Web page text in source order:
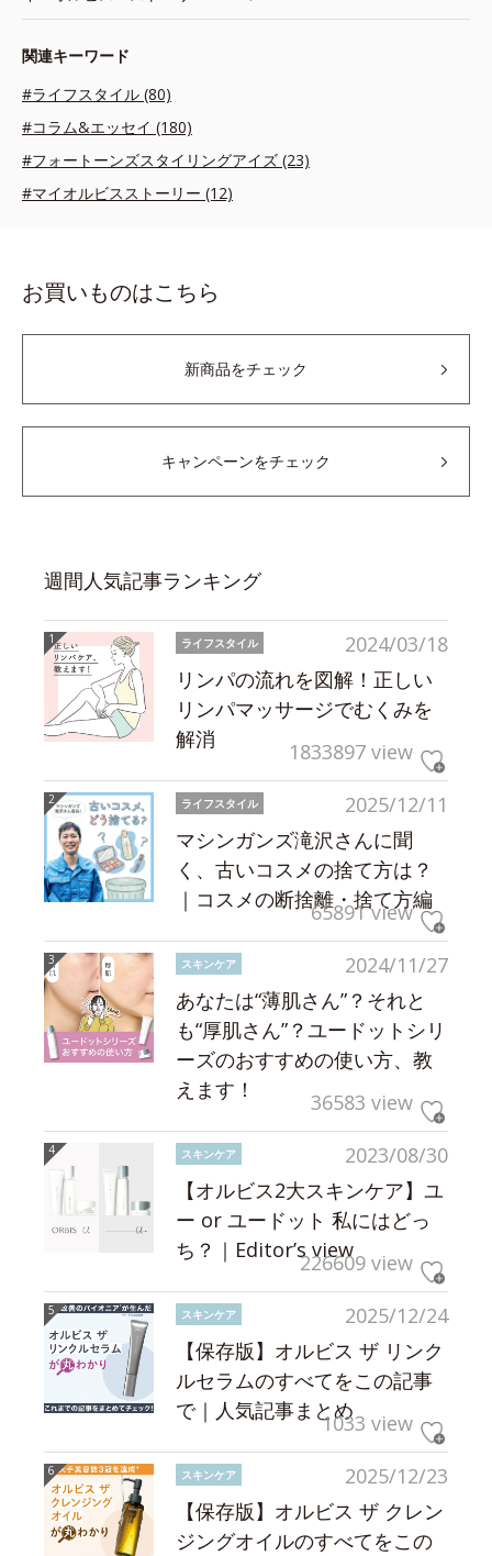
関連キーワード
#ライフスタイル (80)
#コラム&エッセイ (180)
#フォートーンズスタイリングアイズ (23)
#マイオルビスストーリー (12)
お買いものはこちら
新商品をチェック
キャンペーンをチェック
週間人気記事ランキング
2024/03/18
ライフスタイル
リンパの流れを図解！正しい
リンパマッサージでむくみを
解消
1833897 view
2025/12/11
ライフスタイル
マシンガンズ滝沢さんに聞
く、古いコスメの捨て方は？
｜コスメの断捨離・捨て方編
65891 view
2024/11/27
スキンケア
あなたは“薄肌さん”？それと
も“厚肌さん”？ユードットシリ
ーズのおすすめの使い方、教
えます！
36583 view
2023/08/30
スキンケア
【オルビス2大スキンケア】ユ
ー or ユードット 私にはどっ
ち？｜Editor’s view226609 view
2025/12/24
スキンケア
【保存版】オルビス ザ リンク
ルセラムのすべてをこの記事
で｜人気記事まとめ1033 view
2025/12/23
スキンケア
【保存版】オルビス ザ クレン
ジングオイルのすべてをこの